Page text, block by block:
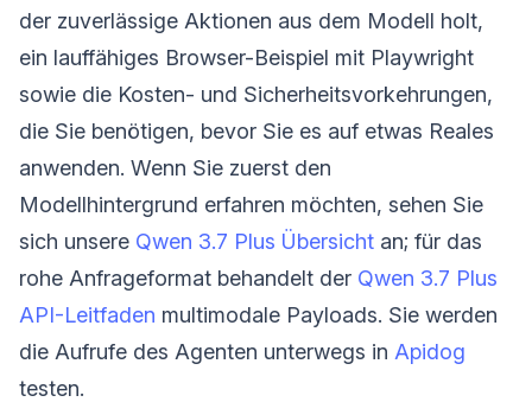
der zuverlässige Aktionen aus dem Modell holt,
ein lauffähiges Browser-Beispiel mit Playwright
sowie die Kosten- und Sicherheitsvorkehrungen,
die Sie benötigen, bevor Sie es auf etwas Reales
anwenden. Wenn Sie zuerst den
Modellhintergrund erfahren möchten, sehen Sie
sich unsere Qwen 3.7 Plus Übersicht an; für das
rohe Anfrageformat behandelt der Qwen 3.7 Plus
API-Leitfaden multimodale Payloads. Sie werden
die Aufrufe des Agenten unterwegs in Apidog
testen.